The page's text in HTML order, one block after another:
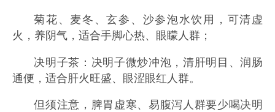
菊花、麦冬、玄参、沙参泡水饮用，可清虚
火，养阴气，适合手脚心热、眼矇人群；
决明子茶：决明子微炒冲泡，清肝明目、润肠
通便，适合肝火旺盛、眼涩眼红人群。
但须注意，脾胃虚寒、易腹泻人群要少喝决明